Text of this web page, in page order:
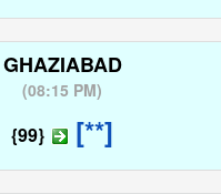
GHAZIABAD
(08:15 PM)
{99} [**]